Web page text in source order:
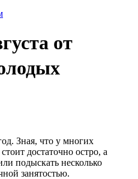
от
Зная, что у многих
достаточно остро, а
подыскать несколько
занятостью.